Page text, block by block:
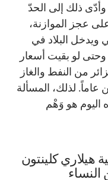
ذلك إلى الحدّ
عجز الموازنة،
البلاد في
لو بقيت أسعار
من النفط والغاز
لذلك، المسألة
اليوم هو وَهْم
هيلاري كلينتون
النساء